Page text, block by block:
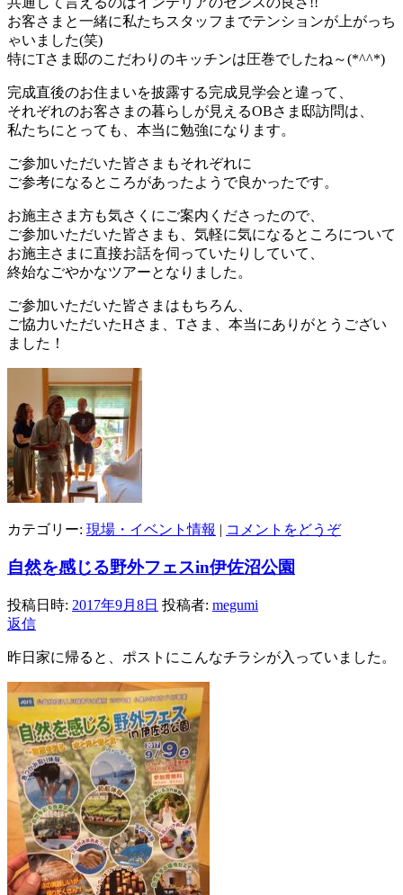
お客さまと一緒に私たちスタッフまでテンションが上がっち
ゃいました(笑)
特にTさま邸のこだわりのキッチンは圧巻でしたね～(*^^*)
完成直後のお住まいを披露する完成見学会と違って、
それぞれのお客さまの暮らしが見えるOBさま邸訪問は、
私たちにとっても、本当に勉強になります。
ご参加いただいた皆さまもそれぞれに
ご参考になるところがあったようで良かったです。
お施主さま方も気さくにご案内くださったので、
ご参加いただいた皆さまも、気軽に気になるところについて
お施主さまに直接お話を伺っていたりしていて、
終始なごやかなツアーとなりました。
ご参加いただいた皆さまはもちろん、
ご協力いただいたHさま、Tさま、本当にありがとうござい
ました！
カテゴリー: 現場・イベント情報 | コメントをどうぞ
自然を感じる野外フェスin伊佐沼公園
投稿日時: 2017年9月8日 投稿者: megumi
返信
昨日家に帰ると、ポストにこんなチラシが入っていました。